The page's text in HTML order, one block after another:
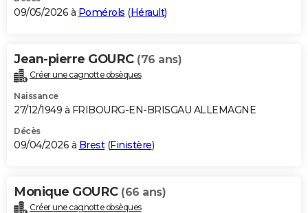
S'inscrire
Se connecter
Lycées
Collèges
Primaires
Universités
Entreprises
Service militaire
Avis de recherche
AVIS DE DÉCÈS
Bricolage
Lifestyle
Culture
Sport
Auto
Television
Voyage
Cinema
09/05/2026 à Pomérols (Hérault)
Jean-pierre GOURC (76 ans)
Créer une cagnotte obsèques
Naissance
27/12/1949 à FRIBOURG-EN-BRISGAU ALLEMAGNE
Décès
09/04/2026 à Brest(Finistère)
Monique GOURC (66 ans)
Créer une cagnotte obsèques